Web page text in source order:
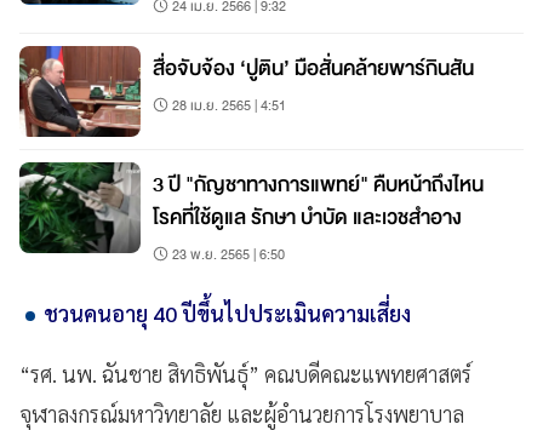
24 เม.ย. 2566 | 9:32
สื่อจับจ้อง ‘ปูติน’ มือสั่นคล้ายพาร์กินสัน
28 เม.ย. 2565 | 4:51
3 ปี "กัญชาทางการแพทย์" คืบหน้าถึงไหน
โรคที่ใช้ดูแล รักษา บำบัด และเวชสำอาง
23 พ.ย. 2565 | 6:50
ชวนคนอายุ 40 ปีขึ้นไปประเมินความเสี่ยง
“รศ. นพ. ฉันชาย สิทธิพันธุ์” คณบดีคณะแพทยศาสตร์
จุฬาลงกรณ์มหาวิทยาลัย และผู้อำนวยการโรงพยาบาล